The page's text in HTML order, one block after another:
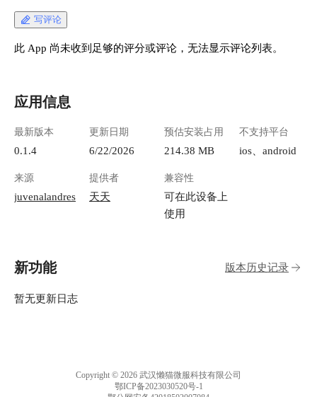
写评论
此 App 尚未收到足够的评分或评论，无法显示评论列表。
应用信息
最新版本
0.1.4
更新日期
6/22/2026
预估安装占用
214.38 MB
不支持平台
ios、android
来源
juvenalandres
提供者
天天
兼容性
可在此设备上
使用
新功能 版本历史记录
暂无更新日志
Copyright © 2026 武汉懒猫微服科技有限公司
鄂ICP备2023030520号-1